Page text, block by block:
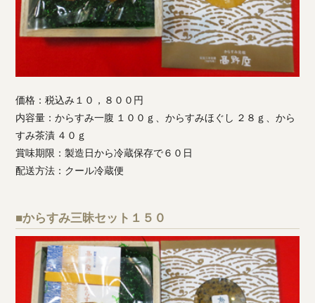
価格：税込み１０，８００円
内容量：からすみ一腹 １００ｇ、からすみほぐし ２８ｇ、から
すみ茶漬 ４０ｇ
賞味期限：製造日から冷蔵保存で６０日
配送方法：クール冷蔵便
■からすみ三昧セット１５０